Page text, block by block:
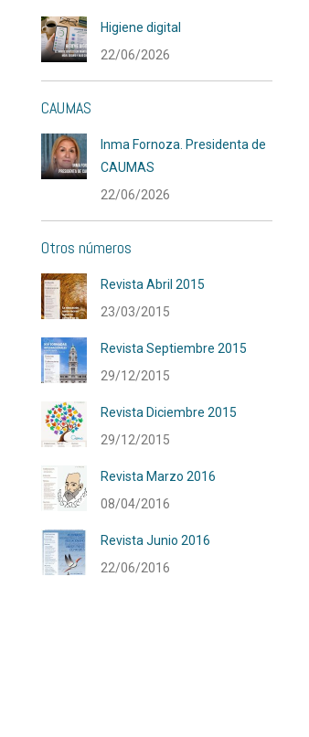
Higiene digital
22/06/2026
CAUMAS
Inma Fornoza. Presidenta de
CAUMAS
22/06/2026
Otros números
Revista Abril 2015
23/03/2015
Revista Septiembre 2015
29/12/2015
Revista Diciembre 2015
29/12/2015
Revista Marzo 2016
08/04/2016
Revista Junio 2016
22/06/2016